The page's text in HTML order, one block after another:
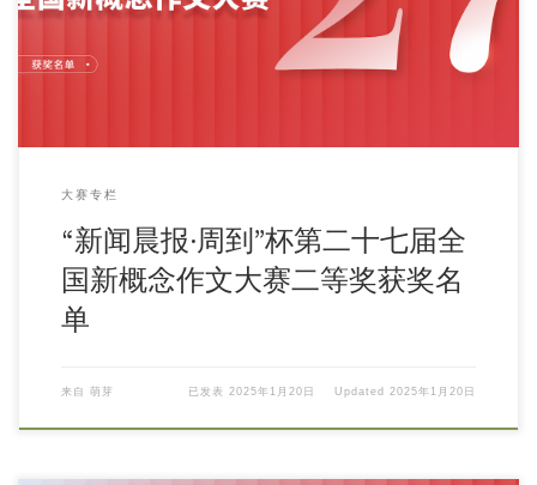
大赛专栏
“新闻晨报·周到”杯第二十七届全
国新概念作文大赛二等奖获奖名
单
来自 萌芽 已发表 2025年1月20日 Updated 2025年1月20日